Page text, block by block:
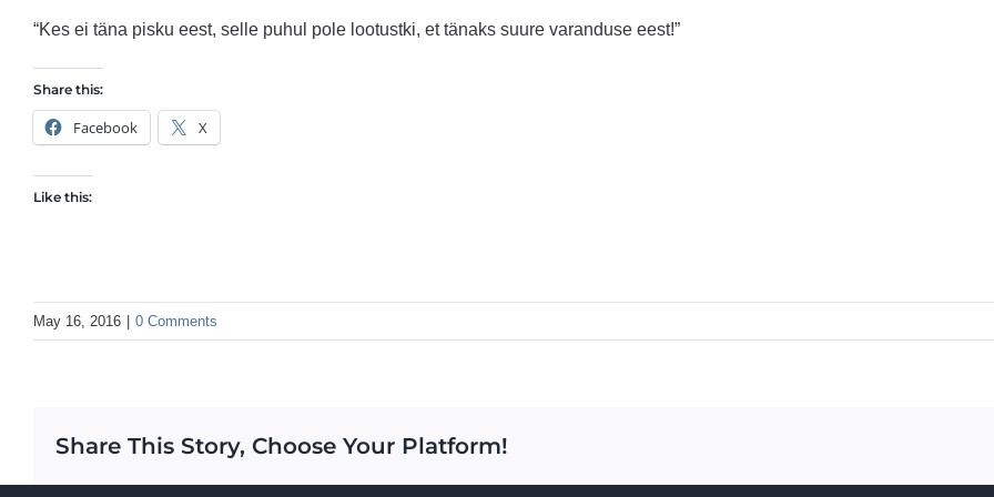
“Kes ei täna pisku eest, selle puhul pole lootustki, et tänaks suure varanduse eest!”
Share this:
Facebook X
Like this:
May 16, 2016 0 Comments
Share This Story, Choose Your Platform!